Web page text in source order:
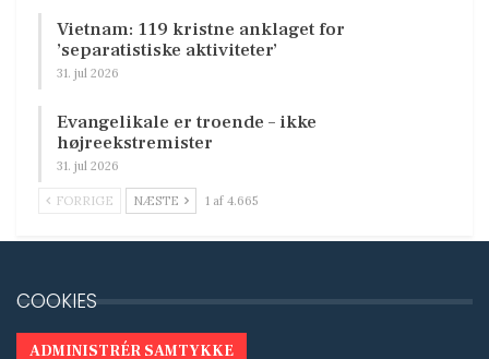
Vietnam: 119 kristne anklaget for
’separatistiske aktiviteter’
31. jul 2026
Evangelikale er troende – ikke
højreekstremister
31. jul 2026
FORRIGE NÆSTE 1 af 4.665
COOKIES
ADMINISTRÉR SAMTYKKE